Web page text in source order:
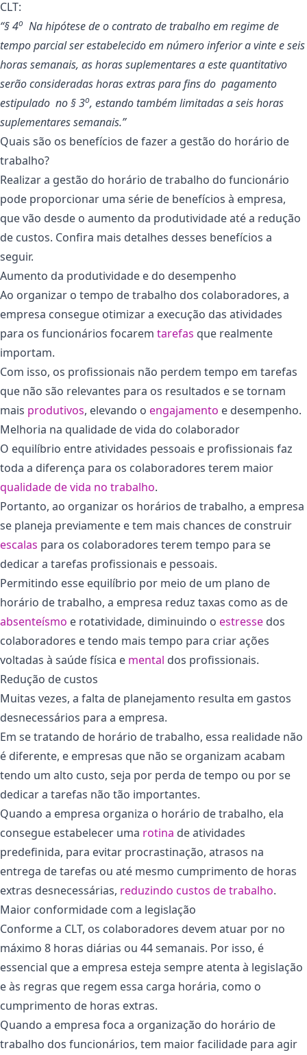
CLT:
“§ 4o Na hipótese de o contrato de trabalho em regime de
tempo parcial ser estabelecido em número inferior a vinte e seis
horas semanais, as horas suplementares a este quantitativo
serão consideradas horas extras para fins do pagamento
estipulado no § 3o, estando também limitadas a seis horas
suplementares semanais.”
Quais são os benefícios de fazer a gestão do horário de
trabalho?
Realizar a gestão do horário de trabalho do funcionário
pode proporcionar uma série de benefícios à empresa,
que vão desde o aumento da produtividade até a redução
de custos. Confira mais detalhes desses benefícios a
seguir.
Aumento da produtividade e do desempenho
Ao organizar o tempo de trabalho dos colaboradores, a
empresa consegue otimizar a execução das atividades
para os funcionários focarem tarefas que realmente
importam.
Com isso, os profissionais não perdem tempo em tarefas
que não são relevantes para os resultados e se tornam
mais produtivos, elevando o engajamento e desempenho.
Melhoria na qualidade de vida do colaborador
O equilíbrio entre atividades pessoais e profissionais faz
toda a diferença para os colaboradores terem maior
qualidade de vida no trabalho.
Portanto, ao organizar os horários de trabalho, a empresa
se planeja previamente e tem mais chances de construir
escalas para os colaboradores terem tempo para se
dedicar a tarefas profissionais e pessoais.
Permitindo esse equilíbrio por meio de um plano de
horário de trabalho, a empresa reduz taxas como as de
absenteísmo e rotatividade, diminuindo o estresse dos
colaboradores e tendo mais tempo para criar ações
voltadas à saúde física e mental dos profissionais.
Redução de custos
Muitas vezes, a falta de planejamento resulta em gastos
desnecessários para a empresa.
Em se tratando de horário de trabalho, essa realidade não
é diferente, e empresas que não se organizam acabam
tendo um alto custo, seja por perda de tempo ou por se
dedicar a tarefas não tão importantes.
Quando a empresa organiza o horário de trabalho, ela
consegue estabelecer uma rotina de atividades
predefinida, para evitar procrastinação, atrasos na
entrega de tarefas ou até mesmo cumprimento de horas
extras desnecessárias, reduzindo custos de trabalho.
Maior conformidade com a legislação
Conforme a CLT, os colaboradores devem atuar por no
máximo 8 horas diárias ou 44 semanais. Por isso, é
essencial que a empresa esteja sempre atenta à legislação
e às regras que regem essa carga horária, como o
cumprimento de horas extras.
Quando a empresa foca a organização do horário de
trabalho dos funcionários, tem maior facilidade para agir